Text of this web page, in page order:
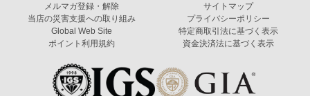
メルマガ登録・解除
当店の災害支援への取り組み
Global Web Site
ポイント利用規約
サイトマップ
プライバシーポリシー
特定商取引法に基づく表示
資金決済法に基づく表示